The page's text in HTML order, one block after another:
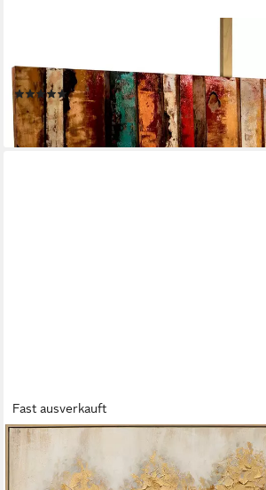
3D
(1)
319,00 €
lieferbar - in 3-4 Werktagen bei dir
Fast ausverkauft
ARTUNIVERSE
Gemälde Leinwandbild Golden Trees 82 x
299,00 € UVP359,00 €